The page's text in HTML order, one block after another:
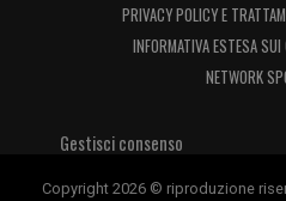
PRIVACY POLICY E
INFORMATIVA ESTESA
NETWORK
Gestisci consenso
Copyright 2026 © riproduzione